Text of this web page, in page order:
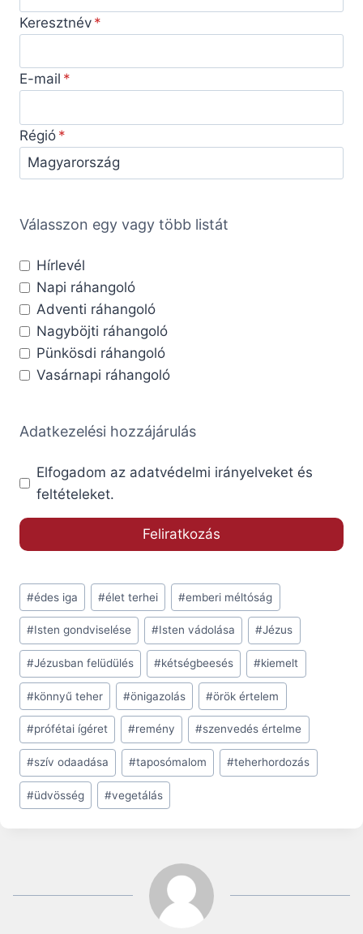
Keresztnév
E-mail
Régió
Válasszon egy vagy több listát
Hírlevél
Napi ráhangoló
Adventi ráhangoló
Nagyböjti ráhangoló
Pünkösdi ráhangoló
Vasárnapi ráhangoló
Adatkezelési hozzájárulás
Elfogadom az adatvédelmi irányelveket és
feltételeket.
Post
Tags:
#édes iga #élet terhei #emberi méltóság
#Isten gondviselése #Isten vádolása #Jézus
#Jézusban felüdülés #kétségbeesés #kiemelt
#könnyű teher #önigazolás #örök értelem
#prófétai ígéret #remény #szenvedés értelme
#szív odaadása #taposómalom #teherhordozás
#üdvösség #vegetálás